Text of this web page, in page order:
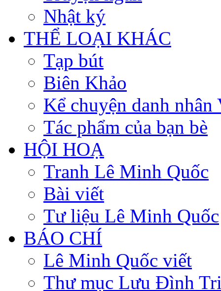
Nhật ký
THỂ LOẠI KHÁC
Tạp bút
Biên Khảo
Kể chuyện danh nhân
Tác phẩm của bạn bè
HỘI HOẠ
Tranh Lê Minh Quốc
Bài viết
Tư liệu Lê Minh Quốc
BÁO CHÍ
Lê Minh Quốc viết
Thư mục Lưu Đình